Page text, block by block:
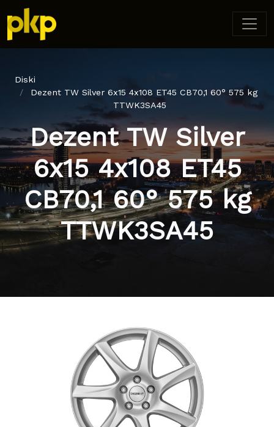
Diski
Dezent TW Silver 6x15 4x108 ET45 CB70,1 60° 575 kg
TTWK3SA45
Dezent TW Silver
6x15 4x108 ET45
CB70,1 60° 575 kg
TTWK3SA45